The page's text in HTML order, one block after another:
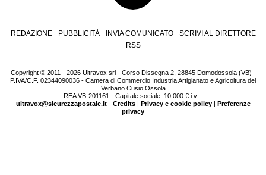
REDAZIONE PUBBLICITÀ INVIA COMUNICATO
SCRIVI AL DIRETTORE
RSS
Copyright © 2011 - 2026 Ultravox srl - Corso Dissegna 2, 28845 Domodossola (VB) -
P.IVA/C.F. 02344090036 - Camera di Commercio Industria Artigianato e Agricoltura del
Verbano Cusio Ossola
REA VB-201161 - Capitale sociale: 10.000 € i.v. -
ultravox@sicurezzapostale.it- Credits| Privacy e cookie policy| Preferenze
privacy